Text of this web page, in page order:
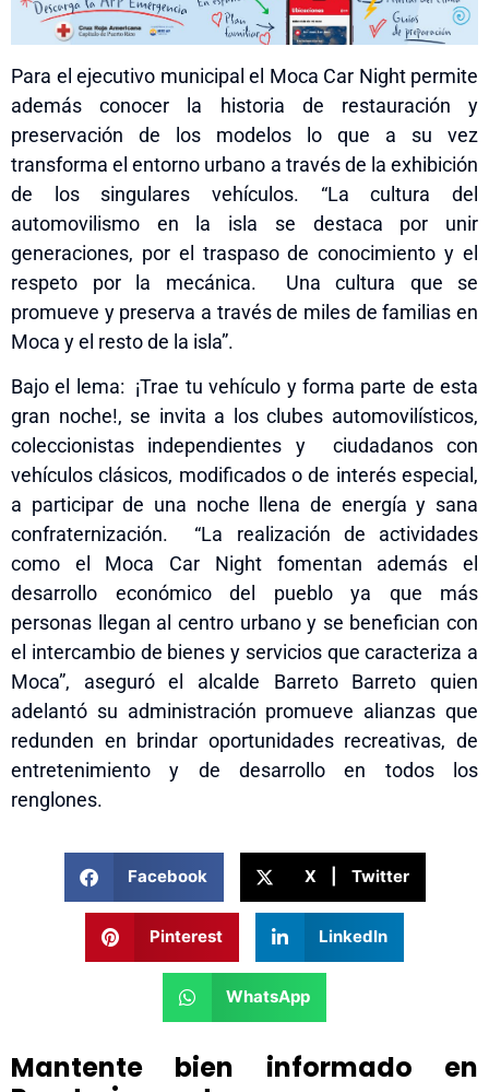
Para el ejecutivo municipal el Moca Car Night permite
además conocer la historia de restauración y
preservación de los modelos lo que a su vez
transforma el entorno urbano a través de la exhibición
de los singulares vehículos. “La cultura del
automovilismo en la isla se destaca por unir
generaciones, por el traspaso de conocimiento y el
respeto por la mecánica. Una cultura que se
promueve y preserva a través de miles de familias en
Moca y el resto de la isla”.
Bajo el lema: ¡Trae tu vehículo y forma parte de esta
gran noche!, se invita a los clubes automovilísticos,
coleccionistas independientes y ciudadanos con
vehículos clásicos, modificados o de interés especial,
a participar de una noche llena de energía y sana
confraternización. “La realización de actividades
como el Moca Car Night fomentan además el
desarrollo económico del pueblo ya que más
personas llegan al centro urbano y se benefician con
el intercambio de bienes y servicios que caracteriza a
Moca”, aseguró el alcalde Barreto Barreto quien
adelantó su administración promueve alianzas que
redunden en brindar oportunidades recreativas, de
entretenimiento y de desarrollo en todos los
renglones.
Facebook X | Twitter
Pinterest LinkedIn
WhatsApp
Mantente bien informado en